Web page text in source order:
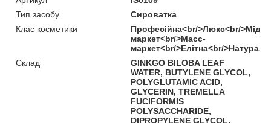
Тип засобу
Сироватка
Клас косметики
Професійна<br/>Люкс<br/
маркет<br/>Масс-
маркет<br/>Елітна<br/
Склад
GINKGO BILOBA LEAF
WATER, BUTYLENE GLYCOL,
POLYGLUTAMIC ACID,
GLYCERIN, TREMELLA
FUCIFORMIS
POLYSACCHARIDE,
DIPROPYLENE GLYCOL,